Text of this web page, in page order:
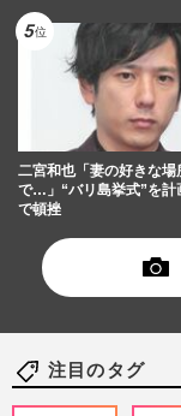
二宮和也「妻の好きな場
で…」“バリ島挙式”を計
で頓挫
注目のタグ